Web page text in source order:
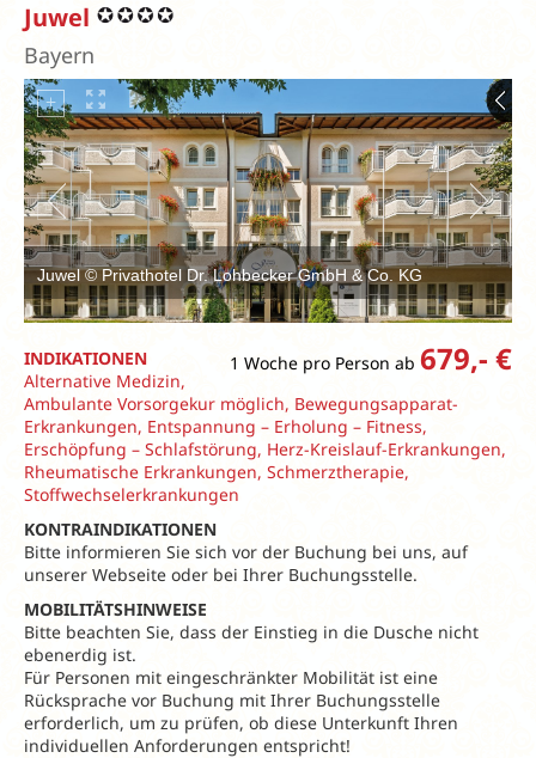
Juwel
Bayern
Juwel © Privathotel Dr. Lohbecker GmbH & Co. KG
1 Woche pro Person ab 679,- €
INDIKATIONEN
Alternative Medizin,
Ambulante Vorsorgekur möglich, Bewegungsapparat-
Erkrankungen, Entspannung – Erholung – Fitness,
Erschöpfung – Schlafstörung, Herz-Kreislauf-Erkrankungen,
Rheumatische Erkrankungen, Schmerztherapie,
Stoffwechselerkrankungen
KONTRAINDIKATIONEN
Bitte informieren Sie sich vor der Buchung bei uns, auf
unserer Webseite oder bei Ihrer Buchungsstelle.
MOBILITÄTSHINWEISE
Bitte beachten Sie, dass der Einstieg in die Dusche nicht
ebenerdig ist.
Für Personen mit eingeschränkter Mobilität ist eine
Rücksprache vor Buchung mit Ihrer Buchungsstelle
erforderlich, um zu prüfen, ob diese Unterkunft Ihren
individuellen Anforderungen entspricht!